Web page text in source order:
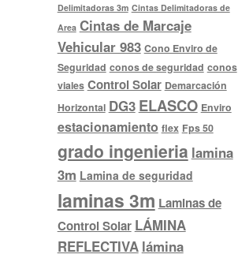
Delimitadoras 3m Cintas Delimitadoras de
Area Cintas de Marcaje
Vehicular 983 Cono Enviro de
Seguridad conos de seguridad conos
viales Control Solar Demarcación
Horizontal DG3 ELASCO Enviro
estacionamiento flex Fps 50
grado ingenieria lamina
3m Lamina de seguridad
laminas 3m Laminas de
Control Solar LÁMINA
REFLECTIVA lámina